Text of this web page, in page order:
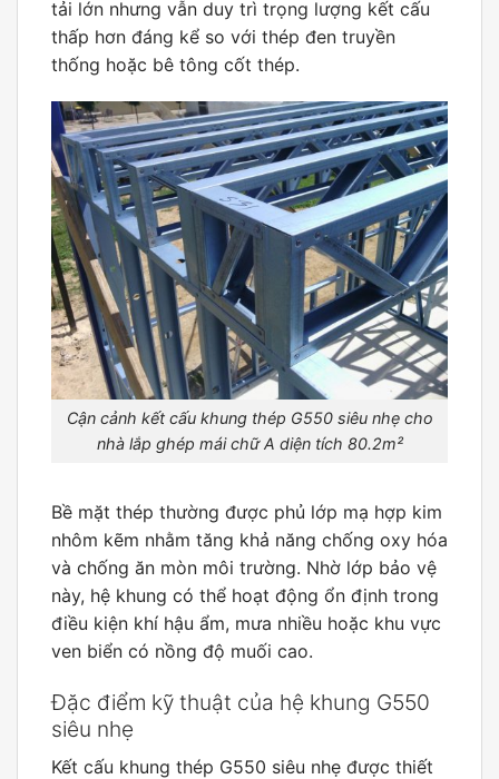
tải lớn nhưng vẫn duy trì trọng lượng kết cấu
thấp hơn đáng kể so với thép đen truyền
thống hoặc bê tông cốt thép.
Cận cảnh kết cấu khung thép G550 siêu nhẹ cho
nhà lắp ghép mái chữ A diện tích 80.2m²
Bề mặt thép thường được phủ lớp mạ hợp kim
nhôm kẽm nhằm tăng khả năng chống oxy hóa
và chống ăn mòn môi trường. Nhờ lớp bảo vệ
này, hệ khung có thể hoạt động ổn định trong
điều kiện khí hậu ẩm, mưa nhiều hoặc khu vực
ven biển có nồng độ muối cao.
Đặc điểm kỹ thuật của hệ khung G550
siêu nhẹ
Kết cấu khung thép G550 siêu nhẹ được thiết